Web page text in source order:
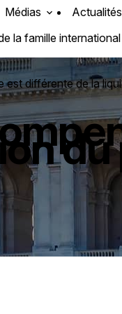
Médias
Actualités
la famille international
différente de la